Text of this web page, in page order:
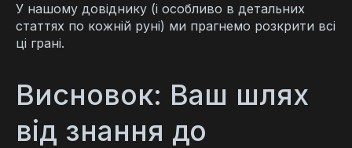
У нашому довіднику (і особливо в детальних
статтях по кожній руні) ми прагнемо розкрити всі
ці грані.
Висновок: Ваш шлях
від знання до